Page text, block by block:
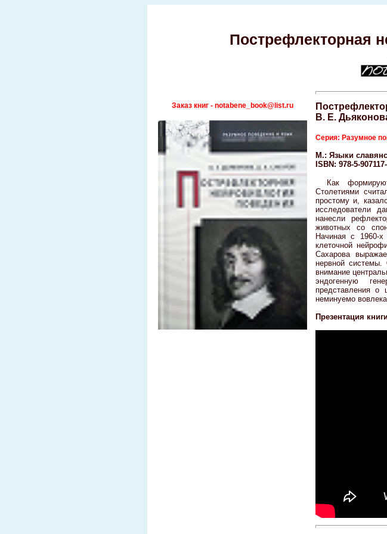
Пострефлекторная
Заказ книг - notabene_book@list.ru
В. Е.
Серия: Разумное
М.: Языки
ISBN: 978-5-
Как
Столетиями
простому и,
исследователи
нанесли
животных со
Начиная с 1960-х
клеточной
Сахарова
нервной системы.
внимание
эндогенную
представления о
неминуемо
Презентация